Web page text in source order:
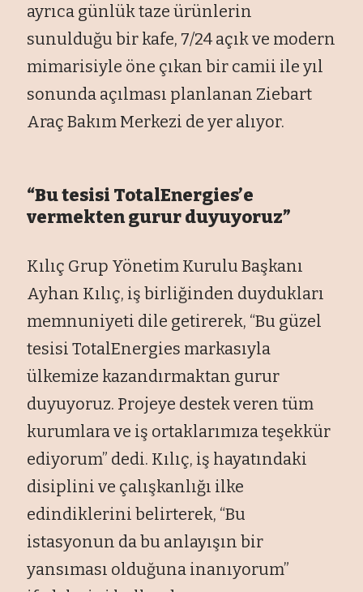
ayrıca günlük taze ürünlerin
sunulduğu bir kafe, 7/24 açık ve modern
mimarisiyle öne çıkan bir camii ile yıl
sonunda açılması planlanan Ziebart
Araç Bakım Merkezi de yer alıyor.
“Bu tesisi TotalEnergies’e
vermekten gurur duyuyoruz”
Kılıç Grup Yönetim Kurulu Başkanı
Ayhan Kılıç, iş birliğinden duydukları
memnuniyeti dile getirerek, “Bu güzel
tesisi TotalEnergies markasıyla
ülkemize kazandırmaktan gurur
duyuyoruz. Projeye destek veren tüm
kurumlara ve iş ortaklarımıza teşekkür
ediyorum” dedi. Kılıç, iş hayatındaki
disiplini ve çalışkanlığı ilke
edindiklerini belirterek, “Bu
istasyonun da bu anlayışın bir
yansıması olduğuna inanıyorum”